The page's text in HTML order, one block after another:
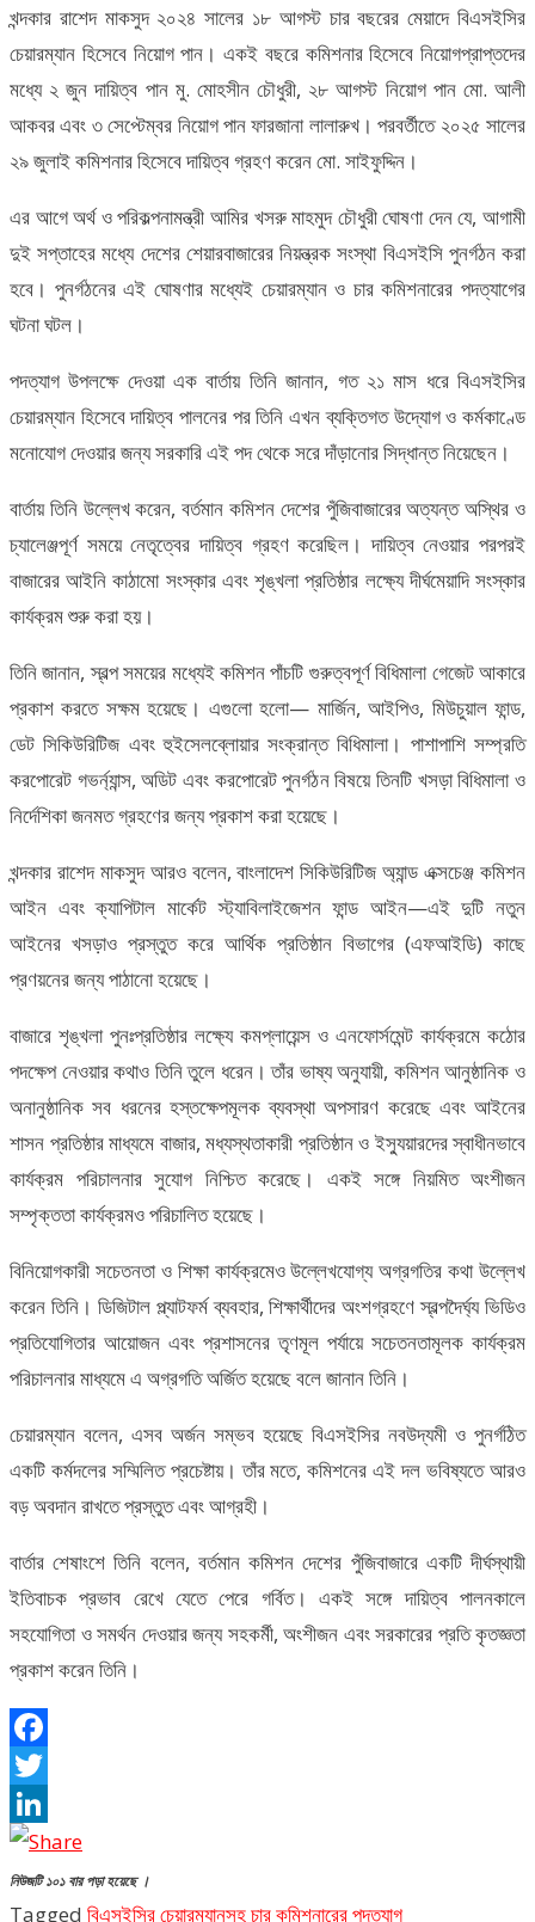
খন্দকার রাশেদ মাকসুদ ২০২৪ সালের ১৮ আগস্ট চার বছরের মেয়াদে বিএসইসির
চেয়ারম্যান হিসেবে নিয়োগ পান। একই বছরে কমিশনার হিসেবে নিয়োগপ্রাপ্তদের
মধ্যে ২ জুন দায়িত্ব পান মু. মোহসীন চৌধুরী, ২৮ আগস্ট নিয়োগ পান মো. আলী
আকবর এবং ৩ সেপ্টেম্বর নিয়োগ পান ফারজানা লালারুখ। পরবর্তীতে ২০২৫ সালের
২৯ জুলাই কমিশনার হিসেবে দায়িত্ব গ্রহণ করেন মো. সাইফুদ্দিন।
এর আগে অর্থ ও পরিকল্পনামন্ত্রী আমির খসরু মাহমুদ চৌধুরী ঘোষণা দেন যে, আগামী
দুই সপ্তাহের মধ্যে দেশের শেয়ারবাজারের নিয়ন্ত্রক সংস্থা বিএসইসি পুনর্গঠন করা
হবে। পুনর্গঠনের এই ঘোষণার মধ্যেই চেয়ারম্যান ও চার কমিশনারের পদত্যাগের
ঘটনা ঘটল।
পদত্যাগ উপলক্ষে দেওয়া এক বার্তায় তিনি জানান, গত ২১ মাস ধরে বিএসইসির
চেয়ারম্যান হিসেবে দায়িত্ব পালনের পর তিনি এখন ব্যক্তিগত উদ্যোগ ও কর্মকাণ্ডে
মনোযোগ দেওয়ার জন্য সরকারি এই পদ থেকে সরে দাঁড়ানোর সিদ্ধান্ত নিয়েছেন।
বার্তায় তিনি উল্লেখ করেন, বর্তমান কমিশন দেশের পুঁজিবাজারের অত্যন্ত অস্থির ও
চ্যালেঞ্জপূর্ণ সময়ে নেতৃত্বের দায়িত্ব গ্রহণ করেছিল। দায়িত্ব নেওয়ার পরপরই
বাজারের আইনি কাঠামো সংস্কার এবং শৃঙ্খলা প্রতিষ্ঠার লক্ষ্যে দীর্ঘমেয়াদি সংস্কার
কার্যক্রম শুরু করা হয়।
তিনি জানান, স্বল্প সময়ের মধ্যেই কমিশন পাঁচটি গুরুত্বপূর্ণ বিধিমালা গেজেট আকারে
প্রকাশ করতে সক্ষম হয়েছে। এগুলো হলো— মার্জিন, আইপিও, মিউচুয়াল ফান্ড,
ডেট সিকিউরিটিজ এবং হুইসেলব্লোয়ার সংক্রান্ত বিধিমালা। পাশাপাশি সম্প্রতি
করপোরেট গভর্ন্যান্স, অডিট এবং করপোরেট পুনর্গঠন বিষয়ে তিনটি খসড়া বিধিমালা ও
নির্দেশিকা জনমত গ্রহণের জন্য প্রকাশ করা হয়েছে।
খন্দকার রাশেদ মাকসুদ আরও বলেন, বাংলাদেশ সিকিউরিটিজ অ্যান্ড এক্সচেঞ্জ কমিশন
আইন এবং ক্যাপিটাল মার্কেট স্ট্যাবিলাইজেশন ফান্ড আইন—এই দুটি নতুন
আইনের খসড়াও প্রস্তুত করে আর্থিক প্রতিষ্ঠান বিভাগের (এফআইডি) কাছে
প্রণয়নের জন্য পাঠানো হয়েছে।
বাজারে শৃঙ্খলা পুনঃপ্রতিষ্ঠার লক্ষ্যে কমপ্লায়েন্স ও এনফোর্সমেন্ট কার্যক্রমে কঠোর
পদক্ষেপ নেওয়ার কথাও তিনি তুলে ধরেন। তাঁর ভাষ্য অনুযায়ী, কমিশন আনুষ্ঠানিক ও
অনানুষ্ঠানিক সব ধরনের হস্তক্ষেপমূলক ব্যবস্থা অপসারণ করেছে এবং আইনের
শাসন প্রতিষ্ঠার মাধ্যমে বাজার, মধ্যস্থতাকারী প্রতিষ্ঠান ও ইস্যুয়ারদের স্বাধীনভাবে
কার্যক্রম পরিচালনার সুযোগ নিশ্চিত করেছে। একই সঙ্গে নিয়মিত অংশীজন
সম্পৃক্ততা কার্যক্রমও পরিচালিত হয়েছে।
বিনিয়োগকারী সচেতনতা ও শিক্ষা কার্যক্রমেও উল্লেখযোগ্য অগ্রগতির কথা উল্লেখ
করেন তিনি। ডিজিটাল প্ল্যাটফর্ম ব্যবহার, শিক্ষার্থীদের অংশগ্রহণে স্বল্পদৈর্ঘ্য ভিডিও
প্রতিযোগিতার আয়োজন এবং প্রশাসনের তৃণমূল পর্যায়ে সচেতনতামূলক কার্যক্রম
পরিচালনার মাধ্যমে এ অগ্রগতি অর্জিত হয়েছে বলে জানান তিনি।
চেয়ারম্যান বলেন, এসব অর্জন সম্ভব হয়েছে বিএসইসির নবউদ্যমী ও পুনর্গঠিত
একটি কর্মদলের সম্মিলিত প্রচেষ্টায়। তাঁর মতে, কমিশনের এই দল ভবিষ্যতে আরও
বড় অবদান রাখতে প্রস্তুত এবং আগ্রহী।
বার্তার শেষাংশে তিনি বলেন, বর্তমান কমিশন দেশের পুঁজিবাজারে একটি দীর্ঘস্থায়ী
ইতিবাচক প্রভাব রেখে যেতে পেরে গর্বিত। একই সঙ্গে দায়িত্ব পালনকালে
সহযোগিতা ও সমর্থন দেওয়ার জন্য সহকর্মী, অংশীজন এবং সরকারের প্রতি কৃতজ্ঞতা
প্রকাশ করেন তিনি।
Facebook
Twitter
LinkedIn
নিউজটি ১০১ বার পড়া হয়েছে ।
Tagged বিএসইসির চেয়ারম্যানসহ চার কমিশনারের পদত্যাগ